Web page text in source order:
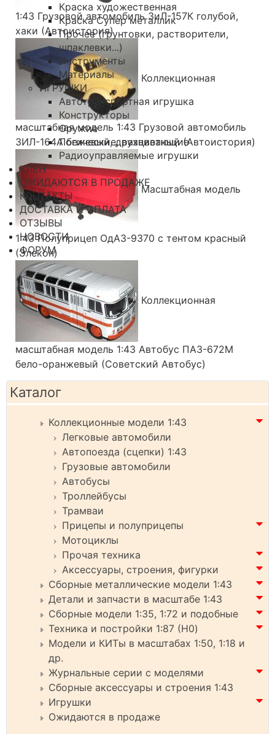
Краска художественная
Краска Супер металлик
Прочее (грунтовки, растворители,
шпаклевки...)
Инструменты
Материалы
ИГРУШКИ
Автотранспортная игрушка
Конструкторы
Оружие
Логические, развивающие
Радиоуправляемые игрушки
КЛЕН
ОЖИДАЮТСЯ В ПРОДАЖЕ
КОНТАКТЫ
ДОСТАВКА И ОПЛАТА
ОТЗЫВЫ
НОВОСТИ
ФОРУМ
1:43 Грузовой автомобиль ЗиЛ-157К голубой,
хаки (Автоистория)
Коллекционная
масштабная модель 1:43 Грузовой автомобиль
ЗИЛ-164А бежевый, двухцветный (Автоистория)
Масштабная модель
1:43 Полуприцеп ОдАЗ-9370 с тентом красный
(Элекон)
Коллекционная
масштабная модель 1:43 Автобус ПАЗ-672М
бело-оранжевый (Советский Автобус)
Каталог
Коллекционные модели 1:43
Легковые автомобили
Автопоезда (сцепки) 1:43
Грузовые автомобили
Автобусы
Троллейбусы
Трамваи
Прицепы и полуприцепы
Мотоциклы
Прочая техника
Аксессуары, строения, фигурки
Сборные металлические модели 1:43
Детали и запчасти в масштабе 1:43
Сборные модели 1:35, 1:72 и подобные
Техника и постройки 1:87 (H0)
Модели и КИТы в масштабах 1:50, 1:18 и
др.
Журнальные серии с моделями
Сборные аксессуары и строения 1:43
Игрушки
Ожидаются в продаже